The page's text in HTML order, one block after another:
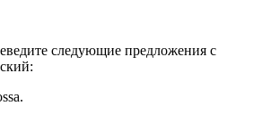
следующие предложения с